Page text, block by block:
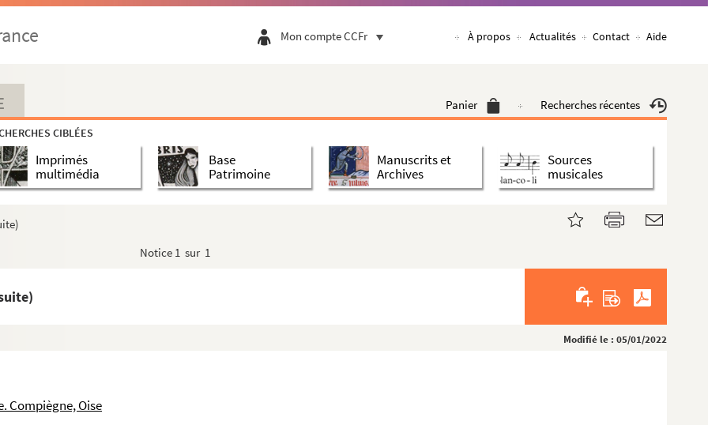
Mon compte CCFr À propos Actualités Contact Aide
Panier Recherches récentes
CIBLÉES
Imprimés
multimédia
Base
Patrimoine
Manuscrits et
Archives
Sources
musicales
Notice 1 sur 1
Modifié le : 05/01/2022
Compiègne, Oise
de France à Compiègne, par J.-A.-F. Léré
A.-F. Léré. 1813